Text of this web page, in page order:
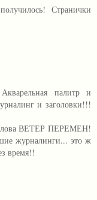
Странички
палитр и
и заголовки!!!
слова ВЕТЕР ПЕРЕМЕН!
журналинги... это ж
время!!